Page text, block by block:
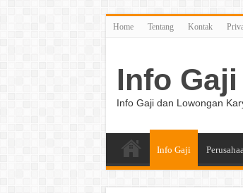
Home Tentang Kontak
Info
Info Gaji dan Lowongan
Info Gaji